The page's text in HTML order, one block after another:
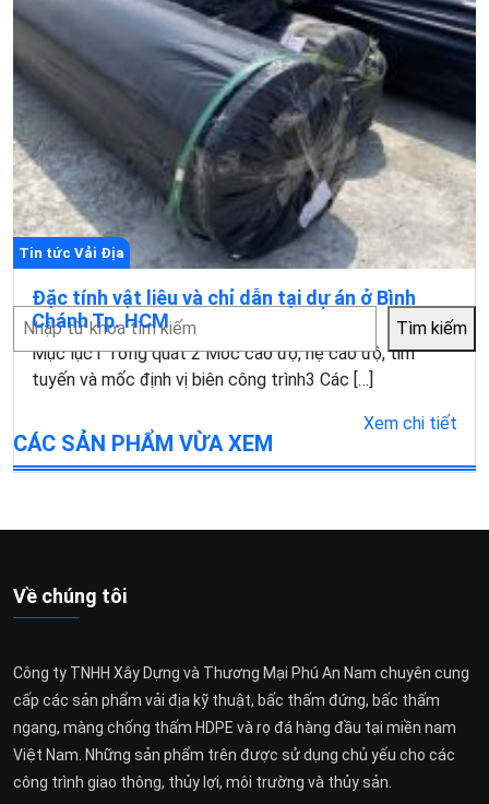
Tin tức Vải Địa
Đặc tính vật liêu và chỉ dẫn tại dự án ở Bình
Chánh Tp. HCM
Mục lục1 Tổng quát 2 Móc cao độ, hệ cao độ, tim
tuyến và mốc định vị biên công trình3 Các […]
Xem chi tiết
Tìm
kiếm
Tìm kiếm
CÁC SẢN PHẨM VỪA XEM
Về chúng tôi
Công ty TNHH Xây Dựng và Thương Mại Phú An Nam chuyên cung
cấp các sản phẩm vải địa kỹ thuật, bấc thấm đứng, bấc thấm
ngang, màng chống thấm HDPE và rọ đá hàng đầu tại miền nam
Việt Nam. Những sản phẩm trên được sử dụng chủ yếu cho các
công trình giao thông, thủy lợi, môi trường và thủy sản.